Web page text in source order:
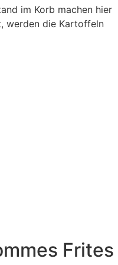
im Korb machen hier
werden die Kartoffeln
Frites